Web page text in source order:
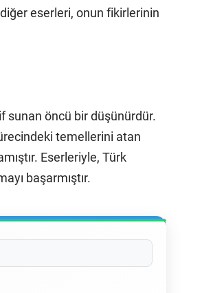
eserleri, onun fikirlerinin
sunan öncü bir düşünürdür.
temellerini atan
Eserleriyle, Türk
başarmıştır.